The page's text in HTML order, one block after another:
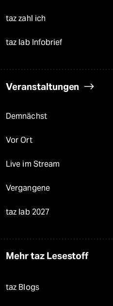
taz zahl ich
taz lab Infobrief
Veranstaltungen
Demnächst
Vor Ort
Live im Stream
Vergangene
taz lab 2027
Mehr taz Lesestoff
taz Blogs